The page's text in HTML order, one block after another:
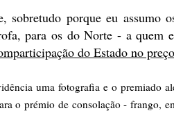
porque eu
para os do Norte - a
do Estado no
uma fotografia e o
o prémio de consolação -